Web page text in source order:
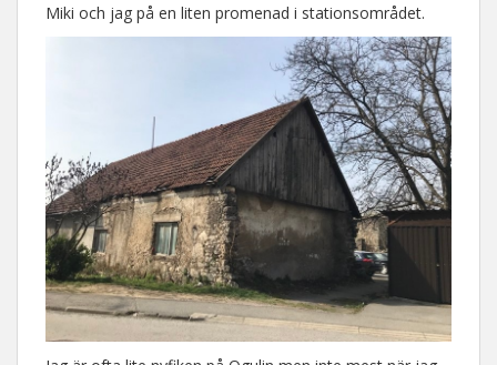
Miki och jag på en liten promenad i stationsområdet.